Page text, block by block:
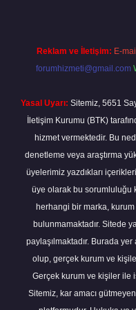
Reklam ve İletişim: E-
forumhizmeti@gmail.com
Yasal Uyarı: Sitemiz, 5651
İletişim Kurumu (BTK)
hizmet vermektedir. Bu
denetleme veya araştırma
üyelerimiz yazdıkları
üye olarak bu sorumluluğu
herhangi bir marka, kurum
bulunmamaktadır. Sitede
paylaşılmaktadır. Burada
olup, gerçek kurum ve
Gerçek kurum ve kişiler ile
Sitemiz, kar amacı